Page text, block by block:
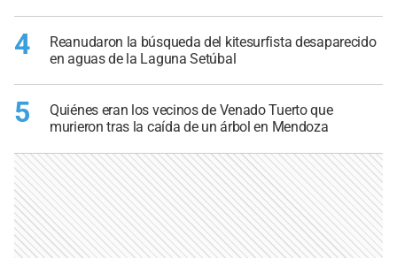
4
Reanudaron la búsqueda del kitesurfista desaparecido
en aguas de la Laguna Setúbal
5
Quiénes eran los vecinos de Venado Tuerto que
murieron tras la caída de un árbol en Mendoza